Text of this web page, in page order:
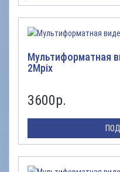
Мультиформатная
2Mpix
3600р.